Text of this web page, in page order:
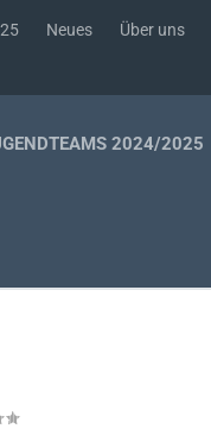
Neues Über uns
2024/2025